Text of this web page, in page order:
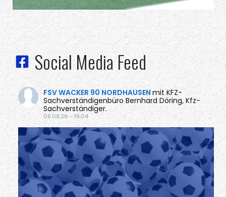
Besonders freut mich, dass sich in diesem Spiel auch die
jungen Spielerinnen auszeichnen konnten. So kam es doch
in den letzten beiden Punktspielen noch
Social Media Feed
FSV WACKER 90 NORDHAUSENmit KFZ-
Sachverständigenbüro Bernhard Döring, Kfz-
Sachverständiger.
09.08.26 - 19:04